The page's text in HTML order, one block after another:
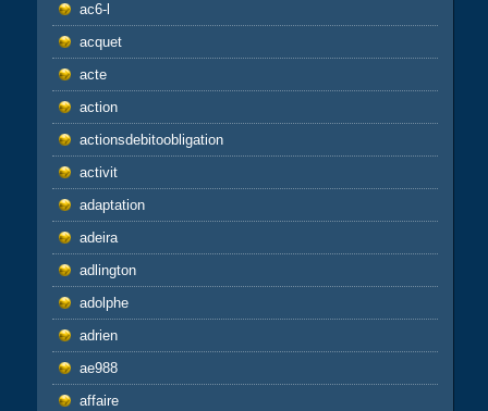
ac6-l
acquet
acte
action
actionsdebitoobligation
activit
adaptation
adeira
adlington
adolphe
adrien
ae988
affaire